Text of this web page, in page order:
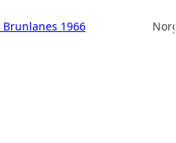
1966